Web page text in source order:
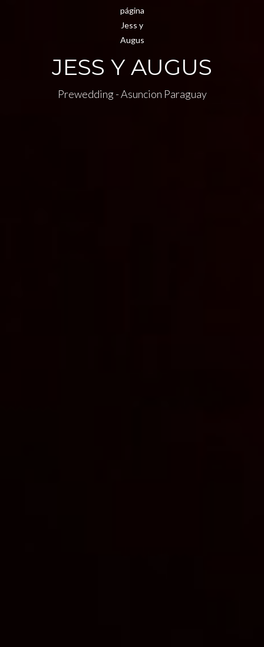
JESS Y AUGUS
Prewedding - Asuncion Paraguay